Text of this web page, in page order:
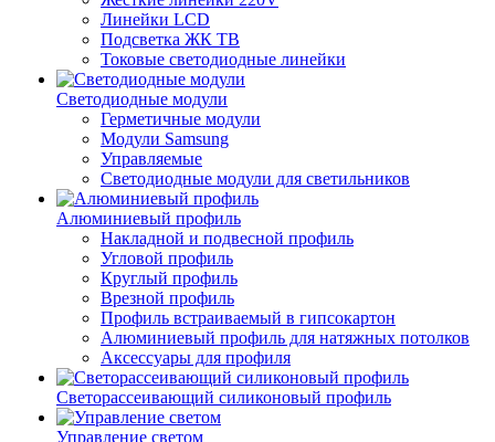
Линейки LCD
Подсветка ЖК ТВ
Токовые светодиодные линейки
Светодиодные модули
Герметичные модули
Модули Samsung
Управляемые
Светодиодные модули для светильников
Алюминиевый профиль
Накладной и подвесной профиль
Угловой профиль
Круглый профиль
Врезной профиль
Профиль встраиваемый в гипсокартон
Алюминиевый профиль для натяжных потолков
Аксессуары для профиля
Светорассеивающий силиконовый профиль
Управление светом